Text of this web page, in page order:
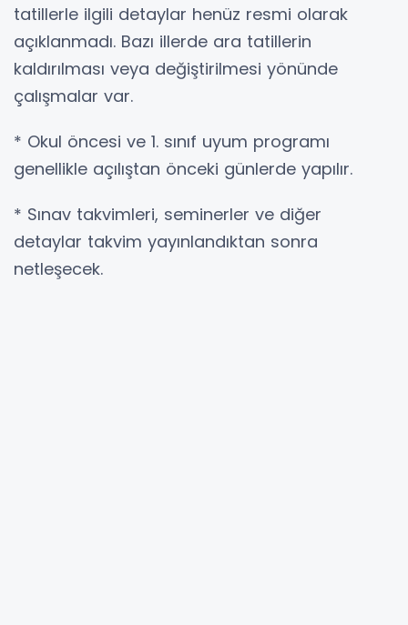
tatillerle ilgili detaylar henüz resmi olarak
açıklanmadı. Bazı illerde ara tatillerin
kaldırılması veya değiştirilmesi yönünde
çalışmalar var.
* Okul öncesi ve 1. sınıf uyum programı
genellikle açılıştan önceki günlerde yapılır.
* Sınav takvimleri, seminerler ve diğer
detaylar takvim yayınlandıktan sonra
netleşecek.